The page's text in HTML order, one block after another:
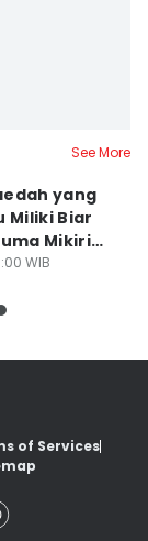
See More
yang
Miliki Biar
Mikirin
Terus
WIB
of Services